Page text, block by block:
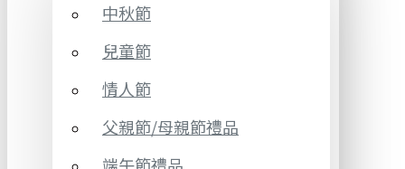
中秋節
兒童節
情人節
父親節/母親節禮品